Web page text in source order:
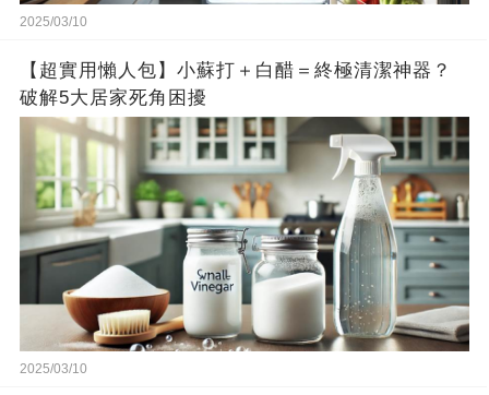
2025/03/10
【超實用懶人包】小蘇打＋白醋＝終極清潔神器？
破解5大居家死角困擾
2025/03/10